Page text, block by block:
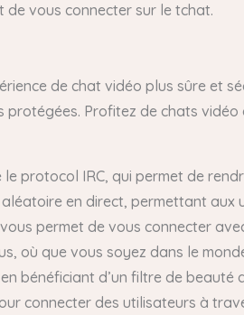
vous connecter sur le tchat.
de chat vidéo plus sûre et
Profitez de chats
protocol IRC, qui permet de
en direct, permettant aux
permet de vous connecter
où que vous soyez dans le
bénéficiant d’un filtre de
connecter des utilisateurs à